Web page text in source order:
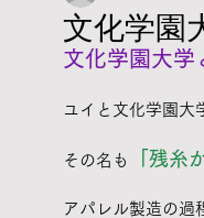
文化学園
文化学園大学
ユイと文化学園大
その名も 「残糸
アパレル製造の過